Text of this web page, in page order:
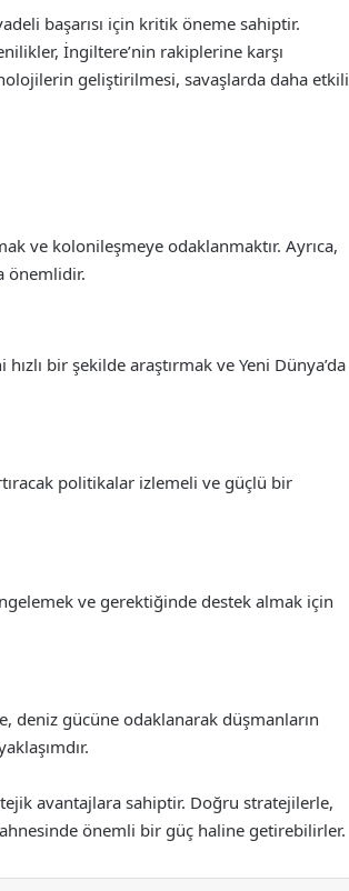
başarısı için kritik öneme sahiptir.
İngiltere’nin rakiplerine karşı
geliştirilmesi, savaşlarda daha etkili
ve kolonileşmeye odaklanmaktır. Ayrıca,
önemlidir.
bir şekilde araştırmak ve Yeni Dünya’da
politikalar izlemeli ve güçlü bir
ve gerektiğinde destek almak için
deniz gücüne odaklanarak düşmanların
avantajlara sahiptir. Doğru stratejilerle,
önemli bir güç haline getirebilirler.